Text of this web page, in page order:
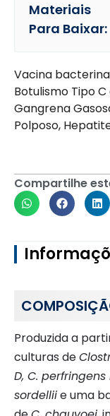
Materiais
Para Baixar:
Vacina
Botulismo Tipo
Gangrena
Polposo,
Compartilhe
Produzida a
culturas de
D, C. perfringens
sordelliie uma